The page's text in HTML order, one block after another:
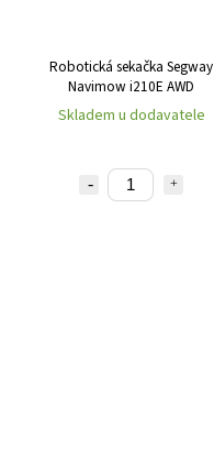
Robotická sekačka Segway
Navimow i210E AWD
Skladem u dodavatele